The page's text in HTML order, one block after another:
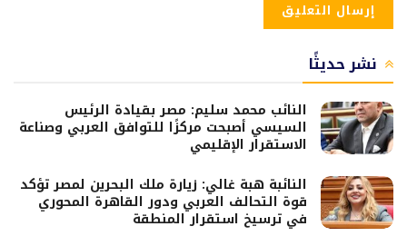
نشر حديثًا
النائب محمد سليم: مصر بقيادة الرئيس
السيسي أصبحت مركزًا للتوافق العربي وصناعة
الاستقرار الإقليمي
النائبة هبة غالي: زيارة ملك البحرين لمصر تؤكد
قوة التحالف العربي ودور القاهرة المحوري
في ترسيخ استقرار المنطقة